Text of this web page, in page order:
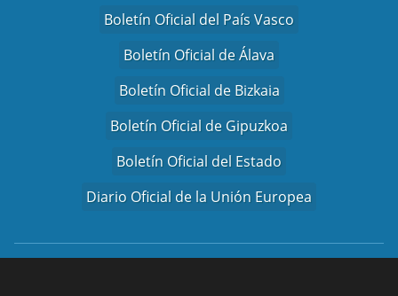
Boletín Oficial del País Vasco
Boletín Oficial de Álava
Boletín Oficial de Bizkaia
Boletín Oficial de Gipuzkoa
Boletín Oficial del Estado
Diario Oficial de la Unión Europea